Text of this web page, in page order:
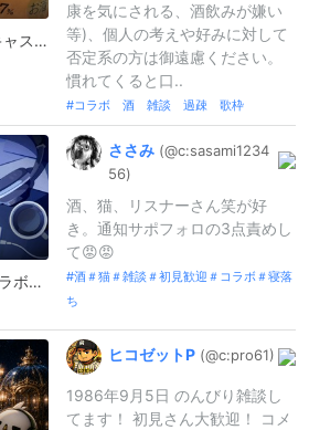
のんびり呑み！PCからキャス配信中 -
康を気にされる、酒飲みが嫌い
等)、個人の考えや好みに対して
否定系の方は御遠慮ください。
慣れてくると口..
コラボ 酒 雑談 過疎 歌枠
初見でも誰でも自由にコラボして☺！PCからキャス配信中 -
ささみ (@c:sasami1234
56)
酒、猫、リスナーさん笑が好
き。通知サポフォロの3点責めし
て😡😡
酒＃猫＃雑談＃初見歓迎＃コラボ＃寝落
ち
ヒコゼットP (@c:pro61)
1986年9月5日 のんびり雑談し
てます！ 初見さん大歓迎！ コメ